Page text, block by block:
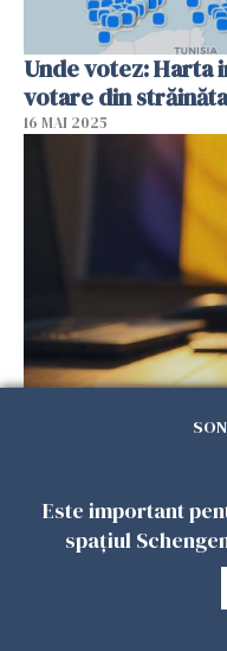
Unde votez: Harta
votare din
16 MAI 2025
Lege nouă pentru
15 MAI 2025
Este important
spațiul